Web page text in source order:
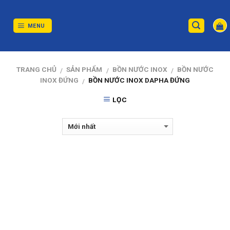
content
MENU
TRANG CHỦ / SẢN PHẨM / BỒN NƯỚC INOX / BỒN NƯỚC
INOX ĐỨNG / BỒN NƯỚC INOX DAPHA ĐỨNG
LỌC